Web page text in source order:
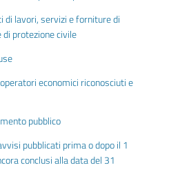
lavori, servizi e forniture di
protezione civile
economici riconosciuti e
pubblico
pubblicati prima o dopo il 1
conclusi alla data del 31